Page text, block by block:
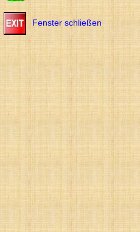
Fenster schließen